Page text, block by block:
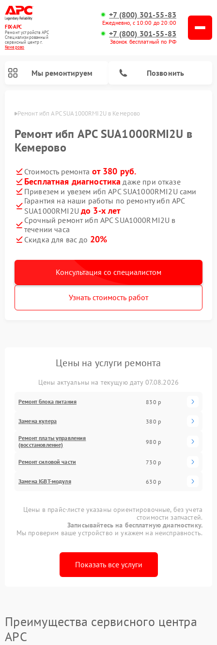
FIX-APC
Ремонт устройств APC
Специализированный
cервисный центр г.
Кемерово
+7 (800) 301-55-83
Ежедневно, с 10:00 до 20:00
+7 (800) 301-55-83
Звонок бесплатный по РФ
Мы ремонтируем Позвонить
Ремонт ибп APC SUA1000RMI2U в Кемерово
Ремонт ибп APC SUA1000RMI2U в
Кемерово
Стоимость ремонта от 380 руб.
Бесплатная диагностика даже при отказе
Привезем и увезем ибп APC SUA1000RMI2U сами
Гарантия на наши работы по ремонту ибп APC
SUA1000RMI2U до 3-х лет
Срочный ремонт ибп APC SUA1000RMI2U в
течении часа
Скидка для вас до 20%
Консультация со специалистом
Узнать стоимость работ
Цены на услуги ремонта
Цены актуальны на текущую дату 07.08.2026
Ремонт блока питания 830 р
Замена кулера 380 р
Ремонт платы управления
(восстановление)
980 р
Ремонт силовой части 730 р
Замена IGBT-модуля 630 р
Цены в прайс-листе указаны ориентировочные, без учета
стоимости запчастей.
Записывайтесь на бесплатную диагностику.
Мы проверим ваше устройство и укажем на неисправность.
Показать все услуги
Преимущества сервисного центра
APC